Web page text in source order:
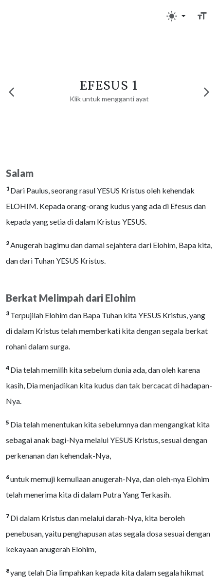
EFESUS 1
Klik untuk mengganti ayat
Salam
1 Dari Paulus, seorang rasul YESUS Kristus oleh kehendak
ELOHIM. Kepada orang-orang kudus yang ada di Efesus dan
kepada yang setia di dalam Kristus YESUS.
2Anugerah bagimu dan damai sejahtera dari Elohim, Bapa kita,
dan dari Tuhan YESUS Kristus.
Berkat Melimpah dari Elohim
3 Terpujilah Elohim dan Bapa Tuhan kita YESUS Kristus, yang
di dalam Kristus telah memberkati kita dengan segala berkat
rohani dalam surga.
4 Dia telah memilih kita sebelum dunia ada, dan oleh karena
kasih, Dia menjadikan kita kudus dan tak bercacat di hadapan-
Nya.
5 Dia telah menentukan kita sebelumnya dan mengangkat kita
sebagai anak bagi-Nya melalui YESUS Kristus, sesuai dengan
perkenanan dan kehendak-Nya,
6untuk memuji kemuliaan anugerah-Nya, dan oleh-nya Elohim
telah menerima kita di dalam Putra Yang Terkasih.
7 Di dalam Kristus dan melalui darah-Nya, kita beroleh
penebusan, yaitu penghapusan atas segala dosa sesuai dengan
kekayaan anugerah Elohim,
8yang telah Dia limpahkan kepada kita dalam segala hikmat